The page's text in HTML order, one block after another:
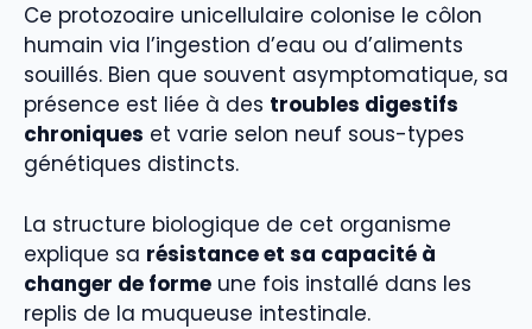
Ce protozoaire unicellulaire colonise le côlon
humain via l’ingestion d’eau ou d’aliments
souillés. Bien que souvent asymptomatique, sa
présence est liée à des troubles digestifs
chroniques et varie selon neuf sous-types
génétiques distincts.
La structure biologique de cet organisme
explique sa résistance et sa capacité à
changer de forme une fois installé dans les
replis de la muqueuse intestinale.